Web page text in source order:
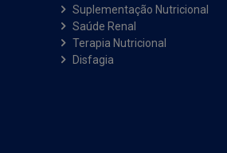
Suplementação Nutricional
Saúde Renal
Terapia Nutricional
Disfagia